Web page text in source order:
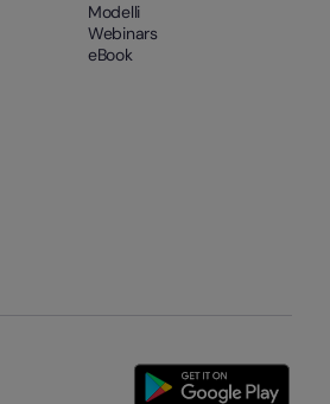
Modelli
Webinars
eBook